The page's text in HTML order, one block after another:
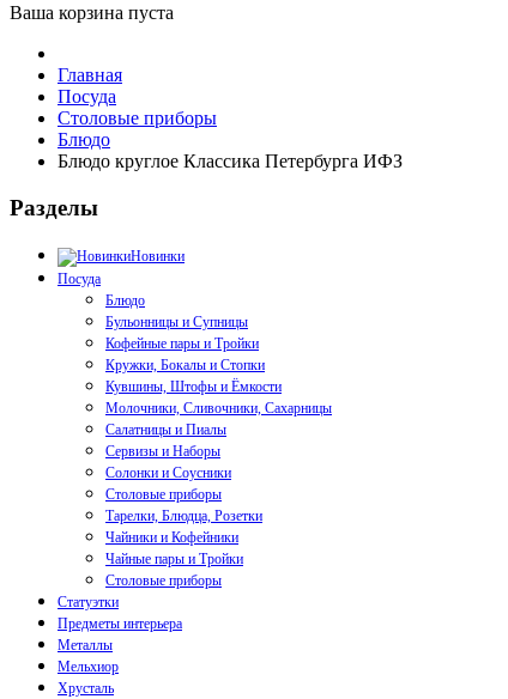
Ваша корзина пуста
Главная
Посуда
Столовые приборы
Блюдо
Блюдо круглое Классика Петербурга ИФЗ
Разделы
Новинки
Посуда
Блюдо
Бульонницы и Супницы
Кофейные пары и Тройки
Кружки, Бокалы и Стопки
Кувшины, Штофы и Ёмкости
Молочники, Сливочники, Сахарницы
Салатницы и Пиалы
Сервизы и Наборы
Солонки и Соусники
Столовые приборы
Тарелки, Блюдца, Розетки
Чайники и Кофейники
Чайные пары и Тройки
Столовые приборы
Статуэтки
Предметы интерьера
Металлы
Мельхиор
Хрусталь